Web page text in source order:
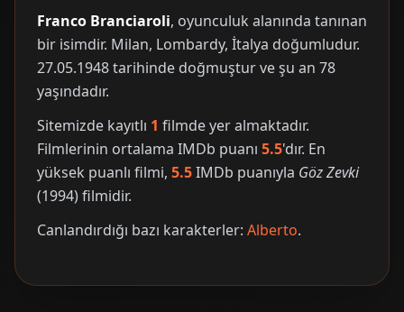
Franco Branciaroli, oyunculuk alanında tanınan
bir isimdir. Milan, Lombardy, İtalya doğumludur.
27.05.1948 tarihinde doğmuştur ve şu an 78
yaşındadır.
Sitemizde kayıtlı 1 filmde yer almaktadır.
Filmlerinin ortalama IMDb puanı 5.5'dır. En
yüksek puanlı filmi, 5.5IMDb puanıyla Göz Zevki
(1994) filmidir.
Canlandırdığı bazı karakterler: Alberto.